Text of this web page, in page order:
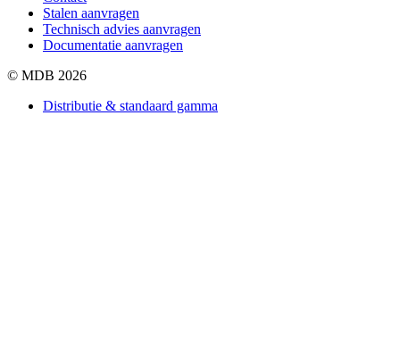
Stalen aanvragen
Technisch advies aanvragen
Documentatie aanvragen
© MDB 2026
Distributie & standaard gamma